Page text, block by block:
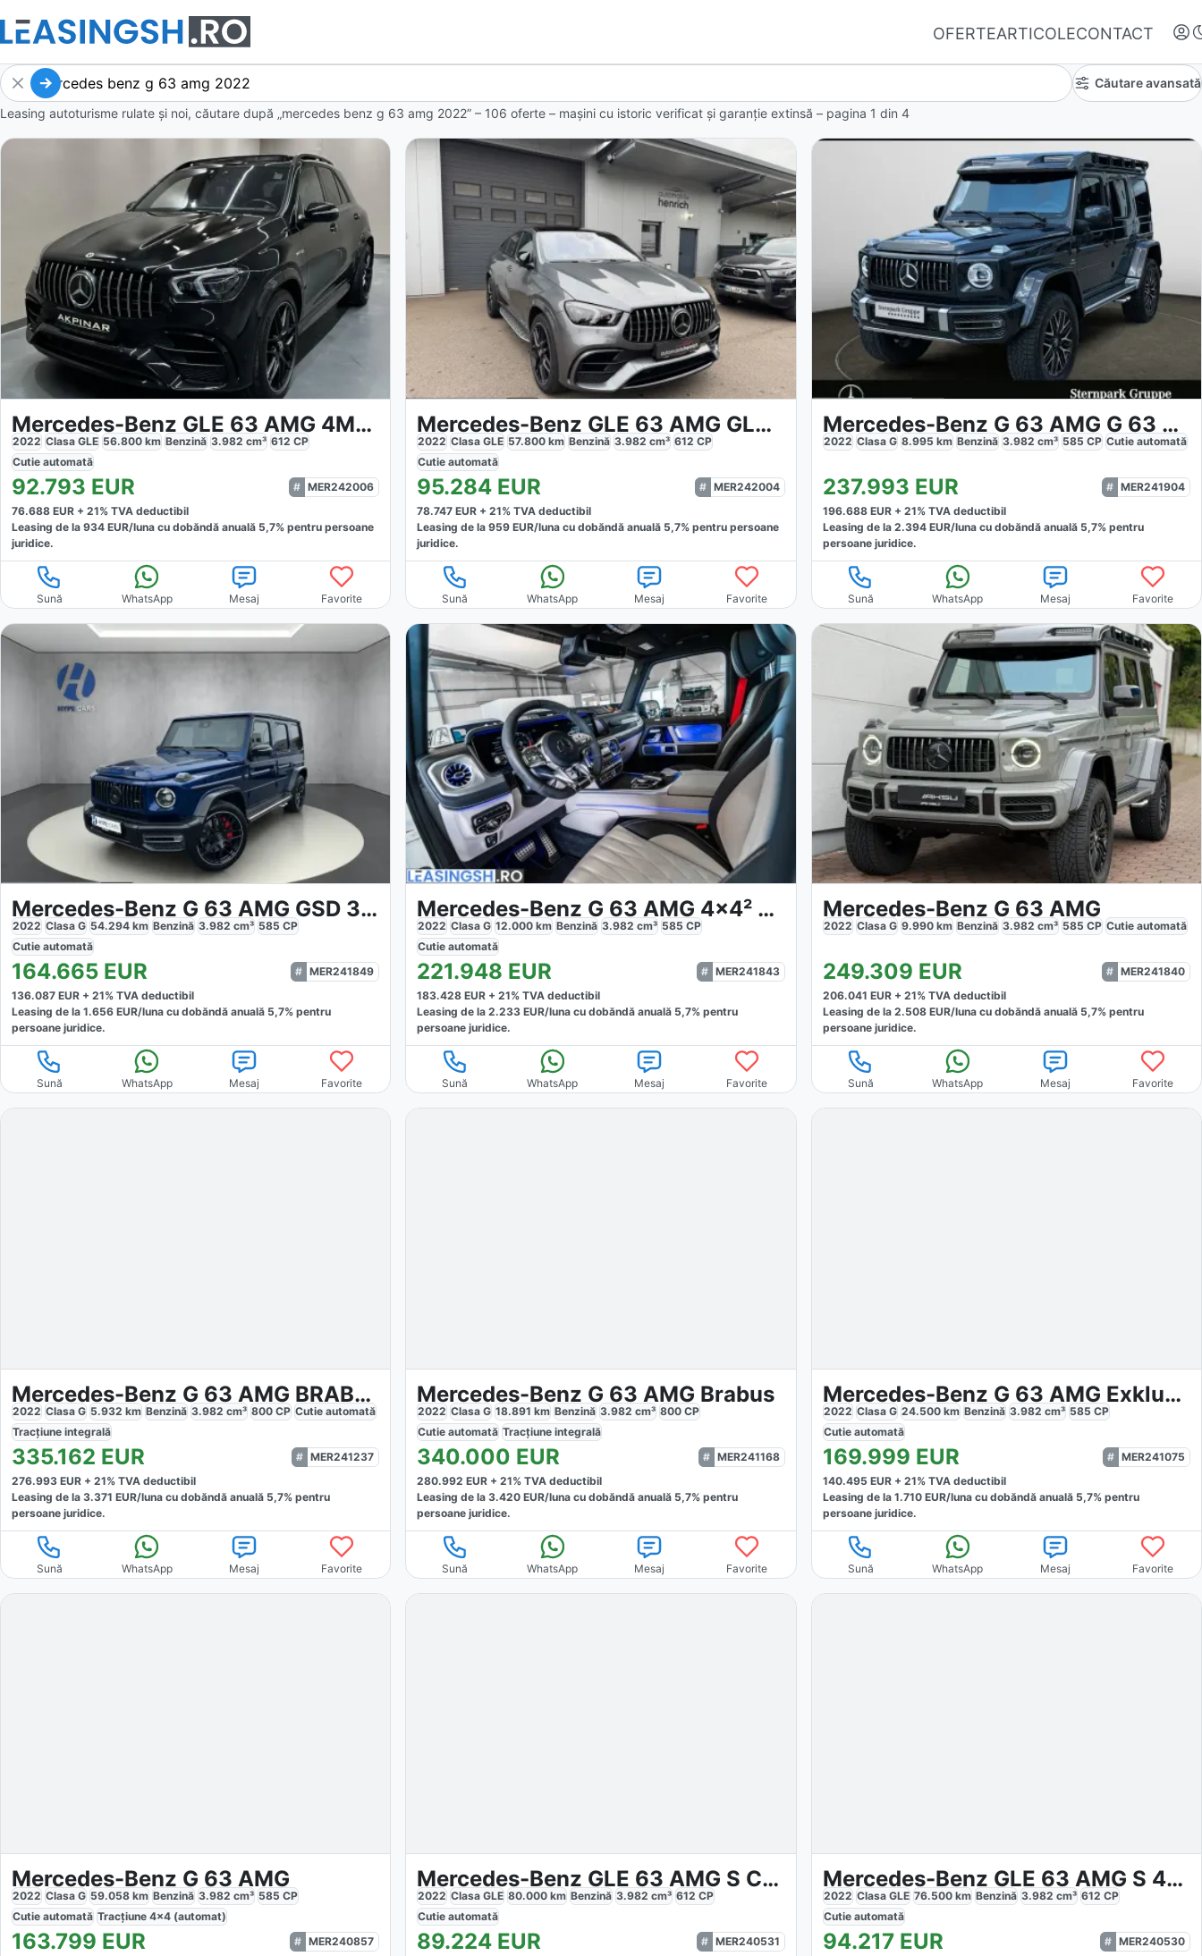
OFERTEARTICOLECONTACT
Autentifică-te
Nu ai oferte favorite
Căutare avansată
Leasing autoturisme rulate și noi, căutare după „mercedes benz g 63 amg 2022” – 106 oferte – mașini cu istoric verificat și garanție extinsă – pagina 1 din 4
Mercedes-Benz GLE 63 AMG 4Matic
2022 Clasa GLE 56.800 km Benzină 3.982 cm³ 612 CP
Cutie automată
92.793 EUR
MER242006
76.688 EUR + 21% TVA deductibil
Leasing de la 934 EUR/luna cu dobăndă anuală 5,7% pentru persoane
juridice.
Sună WhatsApp Mesaj Favorite
Mercedes-Benz GLE 63 AMG GLE 63 S Coupe AMG
2022 Clasa GLE 57.800 km Benzină 3.982 cm³ 612 CP
Cutieautomată
95.284 EUR
MER242004
78.747 EUR +21% TVA deductibil
Leasing de la959 EUR/luna cu dobăndă anuală 5,7% pentru persoane
juridice.
Sună WhatsApp Mesaj Favorite
Mercedes-Benz G 63 AMG G 63 4x4²
2022 Clasa G 8.995 km Benzină 3.982 cm³ 585 CP Cutie automată
237.993 EUR
MER241904
196.688EUR + 21% TVA deductibil
Leasing de la 2.394EUR/lunacu dobăndă anuală 5,7% pentru
persoane juridice.
Sună WhatsApp Mesaj Favorite
Mercedes-Benz G 63 AMG GSD 360
2022 Clasa G 54.294 km Benzină 3.982 cm³ 585 CP
Cutie automată
164.665 EUR
MER241849
136.087 EUR + 21% TVA deductibil
Leasing de la 1.656 EUR/luna cu dobăndă anuală 5,7% pentru
persoane juridice.
Sună WhatsApp Mesaj Favorite
Mercedes-Benz G 63 AMG 4x4² Night Pack
2022 Clasa G 12.000 km Benzină 3.982 cm³ 585 CP
Cutieautomată
221.948 EUR
MER241843
183.428 EUR +21% TVA deductibil
Leasing de la2.233 EUR/luna cu dobăndă anuală 5,7% pentru
persoane juridice.
Sună WhatsApp Mesaj Favorite
Mercedes-Benz G 63 AMG
2022 Clasa G 9.990km Benzină 3.982 cm³ 585 CP Cutie automată
249.309 EUR
MER241840
206.041 EUR + 21% TVA deductibil
Leasing de la 2.508EUR/lunacu dobăndă anuală 5,7% pentru
persoane juridice.
Sună WhatsApp Mesaj Favorite
Mercedes-Benz G 63 AMG BRABUS 800
2022 Clasa G 5.932 km Benzină 3.982 cm³ 800 CP Cutie automată
Tracțiune integrală
335.162 EUR
MER241237
276.993 EUR + 21% TVA deductibil
Leasing de la 3.371 EUR/luna cu dobăndă anuală 5,7% pentru
persoane juridice.
Sună WhatsApp Mesaj Favorite
Mercedes-Benz G 63 AMG Brabus
2022 Clasa G 18.891 km Benzină 3.982 cm³ 800 CP
Cutieautomată Tracțiuneintegrală
340.000 EUR
MER241168
280.992 EUR +21% TVA deductibil
Leasing de la3.420 EUR/luna cu dobăndă anuală 5,7% pentru
persoane juridice.
Sună WhatsApp Mesaj Favorite
Mercedes-Benz G 63 AMG Exklusiv
2022 Clasa G 24.500km Benzină 3.982 cm³ 585 CP
Cutie automată
169.999 EUR
MER241075
140.495 EUR + 21% TVA deductibil
Leasing de la 1.710EUR/lunacu dobăndă anuală 5,7% pentru
persoane juridice.
Sună WhatsApp Mesaj Favorite
Mercedes-Benz G 63 AMG
2022 Clasa G 59.058 km Benzină 3.982 cm³ 585 CP
Cutie automată Tracțiune 4x4 (automat)
163.799 EUR
MER240857
Mercedes-Benz GLE 63 AMG S Coupe
2022 Clasa GLE 80.000 km Benzină 3.982 cm³ 612 CP
Cutieautomată
89.224 EUR
MER240531
Mercedes-Benz GLE 63 AMG S 4M Coupe
2022 Clasa GLE 76.500km Benzină 3.982 cm³ 612 CP
Cutie automată
94.217EUR
MER240530